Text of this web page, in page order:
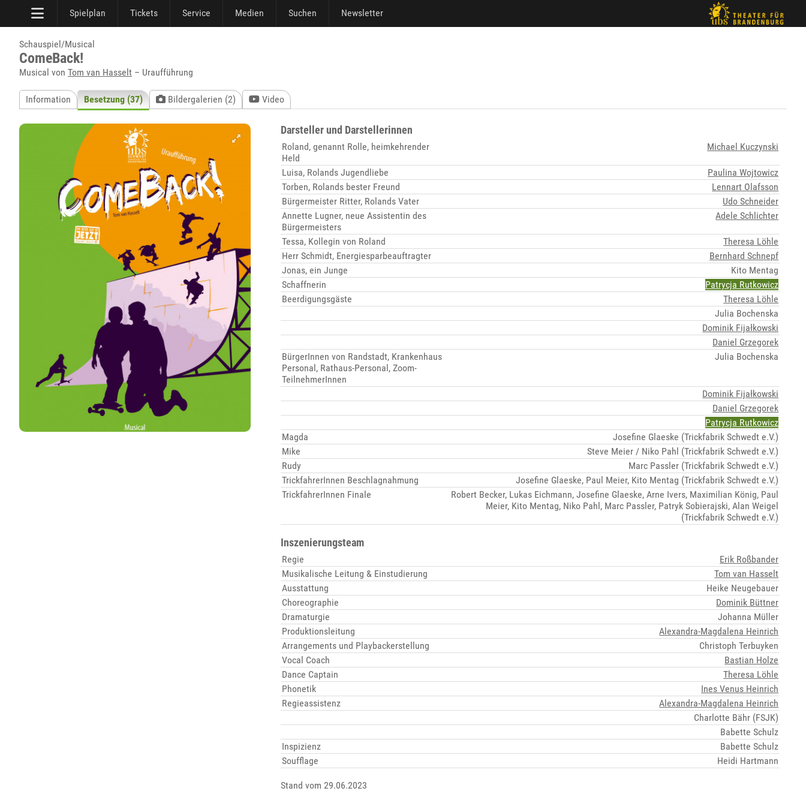
Spielplan Tickets Service Medien Suchen Newsletter
Schauspiel/Musical
ComeBack!
Musical von Tom van Hasselt – Uraufführung
Information Besetzung (37) Bildergalerien (2) Video
Darsteller und Darstellerinnen
Roland, genannt Rolle, heimkehrender
Held
Michael Kuczynski
Luisa, Rolands Jugendliebe
Paulina Wojtowicz
Torben, Rolands bester Freund
Lennart Olafsson
Bürgermeister Ritter, Rolands Vater
Udo Schneider
Annette Lugner, neue Assistentin des
Bürgermeisters
Adele Schlichter
Tessa, Kollegin von Roland
Theresa Löhle
Herr Schmidt, Energiesparbeauftragter
Bernhard Schnepf
Jonas, ein Junge
Kito Mentag
Schaffnerin
Patrycja Rutkowicz
Beerdigungsgäste
Theresa Löhle
Julia Bochenska
Dominik Fijałkowski
Daniel Grzegorek
BürgerInnen von Randstadt, Krankenhaus
Personal, Rathaus-Personal, Zoom-
TeilnehmerInnen
Julia Bochenska
Dominik Fijałkowski
Daniel Grzegorek
Patrycja Rutkowicz
Magda
Josefine Glaeske (Trickfabrik Schwedt e.V.)
Mike
Steve Meier / Niko Pahl (Trickfabrik Schwedt e.V.)
Rudy
Marc Passler (Trickfabrik Schwedt e.V.)
TrickfahrerInnen Beschlagnahmung
Josefine Glaeske, Paul Meier, Kito Mentag (Trickfabrik Schwedt e.V.)
TrickfahrerInnen Finale
Robert Becker, Lukas Eichmann, Josefine Glaeske, Arne Ivers, Maximilian König, Paul
Meier, Kito Mentag, Niko Pahl, Marc Passler, Patryk Sobierajski, Alan Weigel
(Trickfabrik Schwedt e.V.)
Inszenierungsteam
Regie
Erik Roßbander
Musikalische Leitung & Einstudierung
Tom van Hasselt
Ausstattung
Heike Neugebauer
Choreographie
Dominik Büttner
Dramaturgie
Johanna Müller
Produktionsleitung
Alexandra-Magdalena Heinrich
Arrangements und Playbackerstellung
Christoph Terbuyken
Vocal Coach
Bastian Holze
Dance Captain
Theresa Löhle
Phonetik
Ines Venus Heinrich
Regieassistenz
Alexandra-Magdalena Heinrich
Charlotte Bähr (FSJK)
Babette Schulz
Inspizienz
Babette Schulz
Soufflage
Heidi Hartmann
Stand vom 29.06.2023